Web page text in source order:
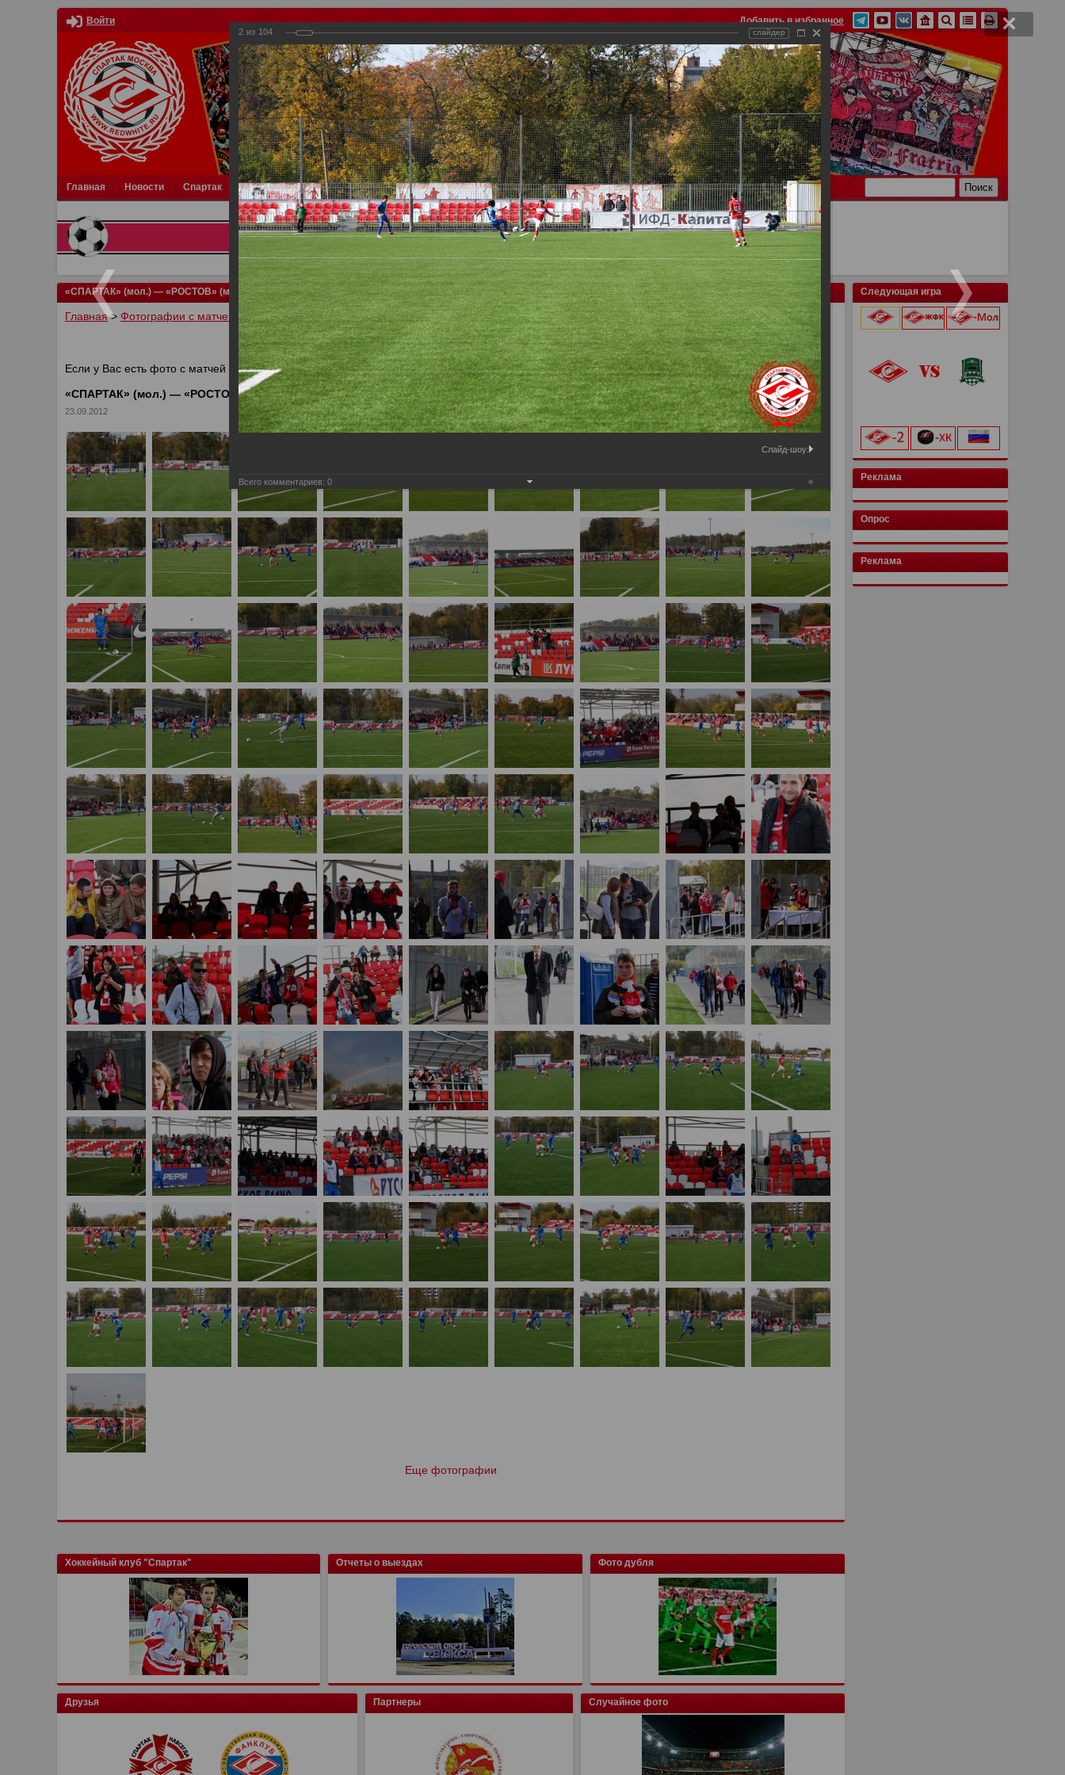
Войти Добавить в избранное
Главная Новости Спартак Турниры Фотки Отчеты Видео Фанату Стадионы О футболе КБ Форум Ссылки Связь
«СПАРТАК» (мол.) — «РОСТОВ» (мол.) — 2:0
Главная> Фотографии с матчей Спартака, Сборной Росиии>Дубль>2012/2013>«СПАРТАК» (мол.) — «РОСТОВ» (мол.) — 2:0
Уважаемые посетители нашего сайта!
Если у Вас есть фото с матчей дублирующего состава Спартака, высылайте нам на почту, мы обязательно разместим их в этом разделе.
«СПАРТАК» (мол.) — «РОСТОВ» (мол.) — 2:0
23.09.2012
Еще фотографии
Хоккейный клуб "Спартак" Отчеты о выездах Фото дубля
Друзья Партнеры Случайное фото
Следующая игра
Реклама
Опрос
Реклама
2 из 104 слайдер
Слайд-шоу:
Всего комментариев: 0